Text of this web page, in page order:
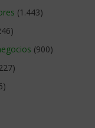
(1.443)
(900)